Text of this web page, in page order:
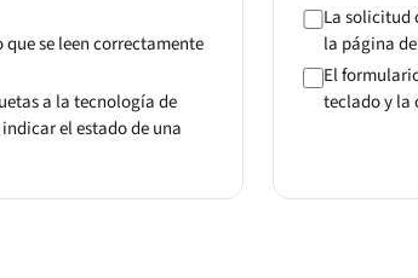
se leen correctamente
a la tecnología de
el estado de una
La solicitud
la página
El
teclado y la